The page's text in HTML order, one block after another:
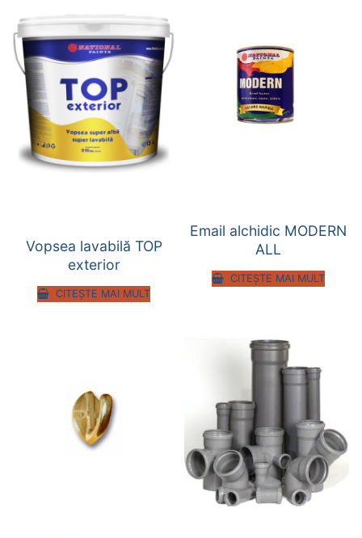
Vopsea lavabilă TOP
exterior
CITEȘTE MAI MULT
Email alchidic MODERN
ALL
CITEȘTE MAI MULT